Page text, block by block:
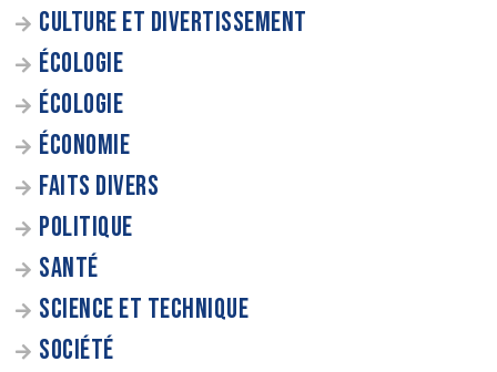
CULTURE ET DIVERTISSEMENT
ÉCOLOGIE
ÉCOLOGIE
ÉCONOMIE
FAITS DIVERS
POLITIQUE
SANTÉ
SCIENCE ET TECHNIQUE
SOCIÉTÉ